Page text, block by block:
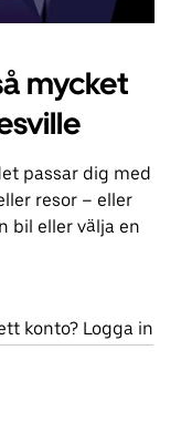
mycket
passar dig med
resor – eller
bil eller välja en
konto? Logga in